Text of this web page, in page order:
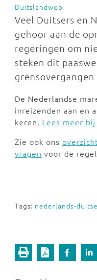
Duitslandweb
Veel Duitsers en
gehoor aan de
regeringen om
steken dit
De Nederlandse
inreizenden aan en
keren. Lees meer
Zie ook ons
vragen voor de
Tags: nederlands-